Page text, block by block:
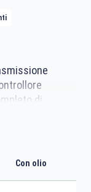
di
da 270 litri
Con olio